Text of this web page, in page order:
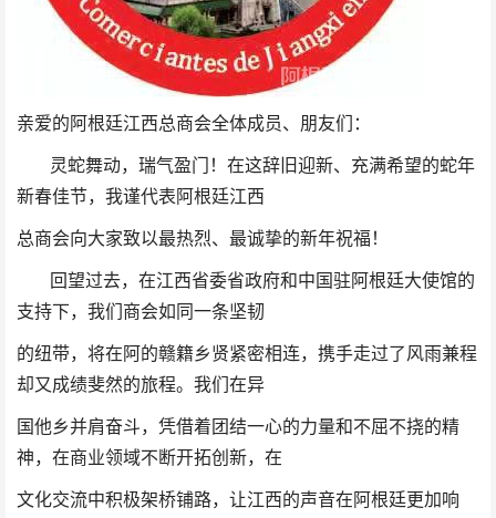
亲爱的阿根廷江西总商会全体成员、朋友们：
灵蛇舞动，瑞气盈门！在这辞旧迎新、充满希望的蛇年
新春佳节，我谨代表阿根廷江西
总商会向大家致以最热烈、最诚挚的新年祝福！
回望过去，在江西省委省政府和中国驻阿根廷大使馆的
支持下，我们商会如同一条坚韧
的纽带，将在阿的赣籍乡贤紧密相连，携手走过了风雨兼程
却又成绩斐然的旅程。我们在异
国他乡并肩奋斗，凭借着团结一心的力量和不屈不挠的精
神，在商业领域不断开拓创新，在
文化交流中积极架桥铺路，让江西的声音在阿根廷更加响